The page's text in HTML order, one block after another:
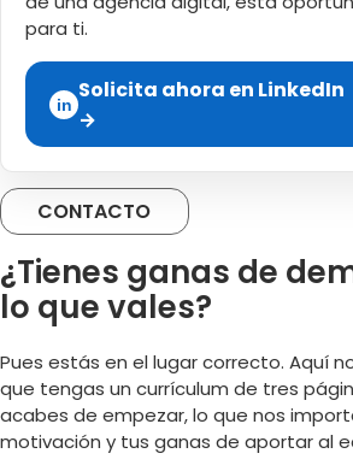
para ti.
in
Solicita ahora en LinkedIn
→
CONTACTO
¿Tienes ganas de
lo que vales?
Pues estás en el lugar correcto. Aquí
que tengas un currículum de tres
acabes de empezar, lo que nos
motivación y tus ganas de aportar al